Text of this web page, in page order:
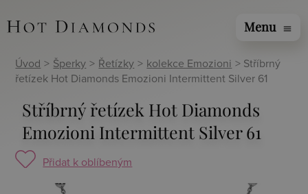
Menu menu
Úvod > Šperky > Řetízky > kolekce Emozioni > Stříbrný
řetízek Hot Diamonds Emozioni Intermittent Silver 61
Stříbrný řetízek Hot Diamonds
Emozioni Intermittent Silver 61
Přidat k oblíbeným